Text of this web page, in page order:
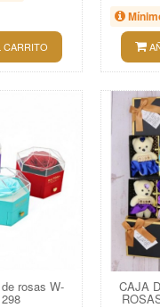
CARRITO
rosas W- CAJA